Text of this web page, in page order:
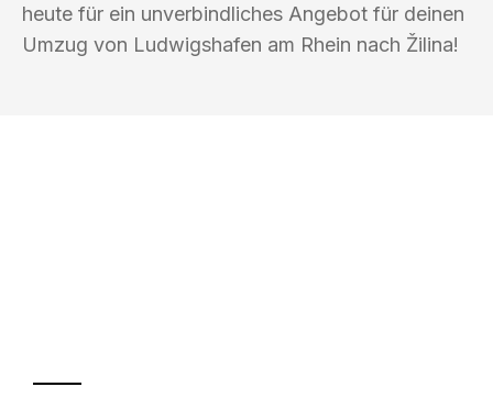
heute für ein unverbindliches Angebot für deinen
Umzug von Ludwigshafen am Rhein nach Žilina!